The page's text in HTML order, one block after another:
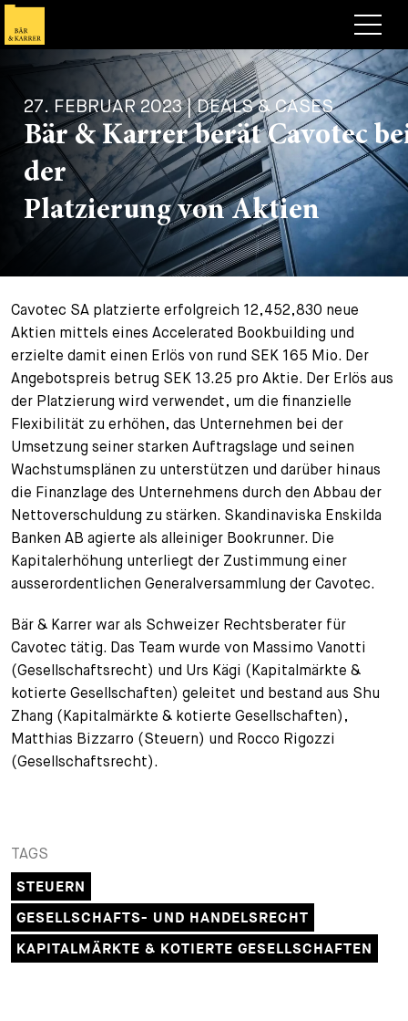
Anwälte
Expertise
Deals, Cases & News
Deals & Cases
Corporate News
+
Publikationen
Publikation
Guide
Legal Insight
+
Über Bär & Karrer
Karriere
Arbeiten bei uns
Übersicht
Anwälte
Substituten
Kurzpraktikanten
Administration
Assistenzen
Stellen
Offene Stellen
Bewerben
Bewerbungsprozess
Fragen und Antworten
Spontanbewerbung
Ihre Karriere
Ihre Karriere bei uns
+
Suche
EN DE FR
27. FEBRUAR 2023 | DEALS & CASES
Bär & Karrer berät Cavotec
der
Platzierung von Aktien
Cavotec SA platzierte erfolgreich 12,452,830 neue
Aktien mittels eines Accelerated Bookbuilding und
erzielte damit einen Erlös von rund SEK 165 Mio. Der
Angebotspreis betrug SEK 13.25 pro Aktie. Der Erlös aus
der Platzierung wird verwendet, um die finanzielle
Flexibilität zu erhöhen, das Unternehmen bei der
Umsetzung seiner starken Auftragslage und seinen
Wachstumsplänen zu unterstützen und darüber hinaus
die Finanzlage des Unternehmens durch den Abbau der
Nettoverschuldung zu stärken. Skandinaviska Enskilda
Banken AB agierte als alleiniger Bookrunner. Die
Kapitalerhöhung unterliegt der Zustimmung einer
ausserordentlichen Generalversammlung der Cavotec.
Bär & Karrer war als Schweizer Rechtsberater für
Cavotec tätig. Das Team wurde von Massimo Vanotti
(Gesellschaftsrecht) und Urs Kägi (Kapitalmärkte &
kotierte Gesellschaften) geleitet und bestand aus Shu
Zhang (Kapitalmärkte & kotierte Gesellschaften),
Matthias Bizzarro (Steuern) und Rocco Rigozzi
(Gesellschaftsrecht).
TAGS
STEUERN
GESELLSCHAFTS- UND HANDELSRECHT
KAPITALMÄRKTE & KOTIERTE GESELLSCHAFTEN